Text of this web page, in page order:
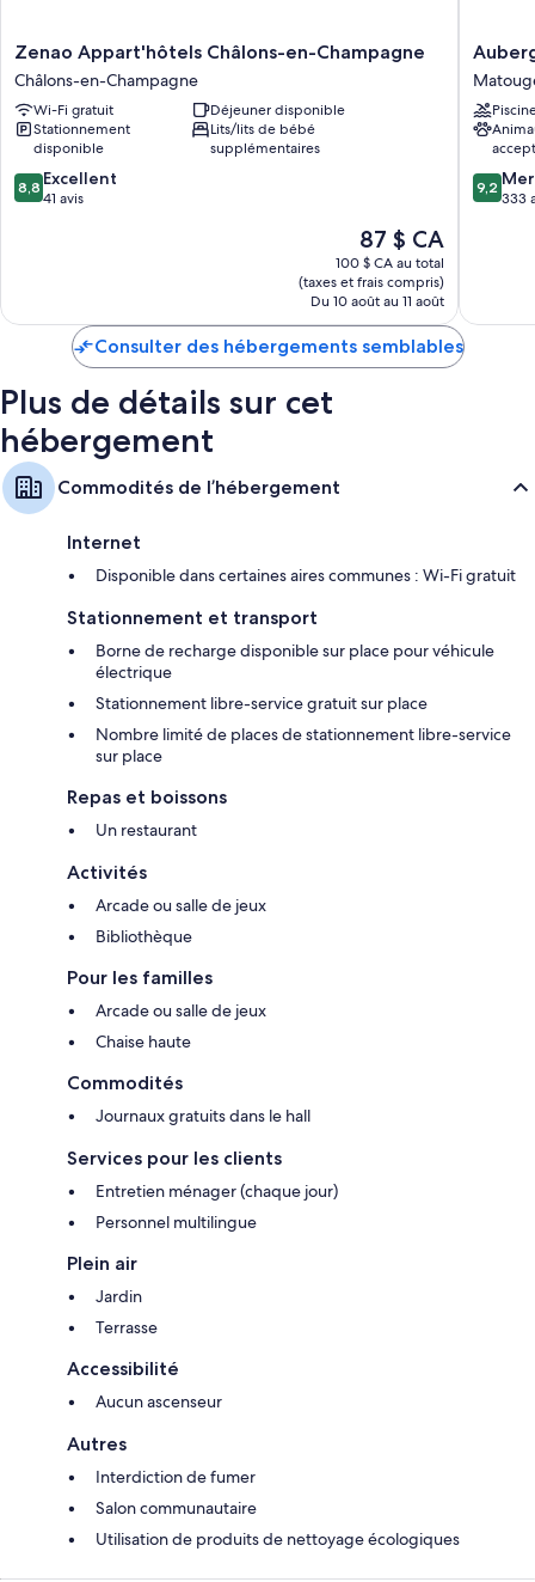
Zenao
Appart'hôtels
Châlons-
en-
Champagne
Châlons-
en-
Champagne
Zenao Appart'hôtels Châlons-en-Champagne
Châlons-en-Champagne
Wi-Fi gratuit
Déjeuner disponible
Stationnement
disponible
Lits/lits de bébé
supplémentaires
8.8
sur
8,8 Excellent
41 avis
Le
prix
est
de
87 $ CA
87 $ CA
100 $ CA au total
(taxes et frais compris)
Du 10 août au 11 août
des
9.2
sur
9,2
333
Consulter des hébergements semblables
Plus de détails sur cet
hébergement
Commodités de l’hébergement
Internet
Disponible dans certaines aires communes : Wi-Fi gratuit
Stationnement et transport
Borne de recharge disponible sur place pour véhicule
électrique
Stationnement libre-service gratuit sur place
Nombre limité de places de stationnement libre-service
sur place
Repas et boissons
Un restaurant
Activités
Arcade ou salle de jeux
Bibliothèque
Pour les familles
Arcade ou salle de jeux
Chaise haute
Commodités
Journaux gratuits dans le hall
Services pour les clients
Entretien ménager (chaque jour)
Personnel multilingue
Plein air
Jardin
Terrasse
Accessibilité
Aucun ascenseur
Autres
Interdiction de fumer
Salon communautaire
Utilisation de produits de nettoyage écologiques